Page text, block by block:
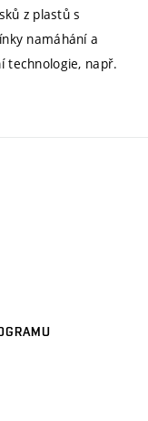
z plastů s
namáhání a
technologie, např.